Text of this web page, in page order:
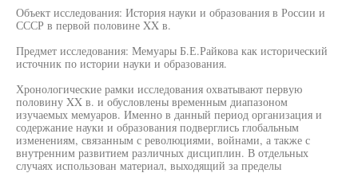
Объект исследования: История науки и образования в России и
СССР в первой половине XX в.
Предмет исследования: Мемуары Б.Е.Райкова как исторический
источник по истории науки и образования.
Хронологические рамки исследования охватывают первую
половину XX в. и обусловлены временным диапазоном
изучаемых мемуаров. Именно в данный период организация и
содержание науки и образования подверглись глобальным
изменениям, связанным с революциями, войнами, а также с
внутренним развитием различных дисциплин. В отдельных
случаях использован материал, выходящий за пределы